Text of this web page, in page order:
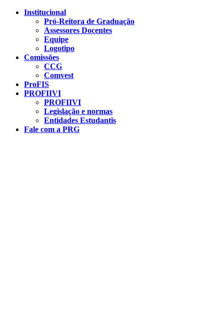
Conteúdo principal
Institucional
Pró-Reitora de Graduação
Assessores Docentes
Equipe
Logotipo
Comissões
CCG
Comvest
ProFIS
PROFIIVI
PROFIIVI
Legislação e normas
Entidades Estudantis
Fale com a PRG